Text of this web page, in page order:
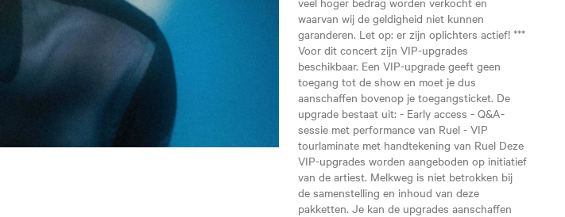
waarvan wij de geldigheid niet kunnen
garanderen. Let op: er zijn oplichters actief! ***
Voor dit concert zijn VIP-upgrades
beschikbaar. Een VIP-upgrade geeft geen
toegang tot de show en moet je dus
aanschaffen bovenop je toegangsticket. De
upgrade bestaat uit: - Early access - Q&A-
sessie met performance van Ruel - VIP
tourlaminate met handtekening van Ruel Deze
VIP-upgrades worden aangeboden op initiatief
van de artiest. Melkweg is niet betrokken bij
de samenstelling en inhoud van deze
pakketten. Je kan de upgrades aanschaffen